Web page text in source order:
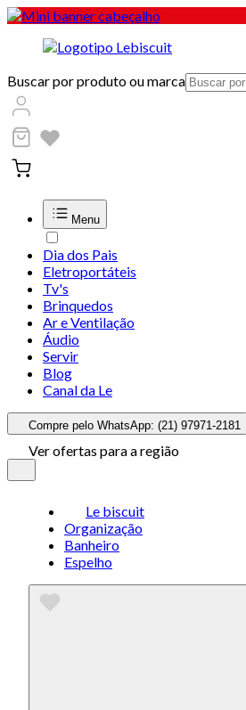
Buscar por produto ou marca
Menu
Dia dos Pais
Eletroportáteis
Tv's
Brinquedos
Ar e Ventilação
Áudio
Servir
Blog
Canal da Le
Compre pelo WhatsApp: (21) 97971-2181
Ver ofertas para a região
Le biscuit
Organização
Banheiro
Espelho